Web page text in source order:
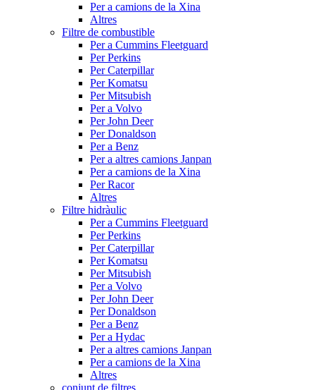
Per a camions de la Xina
Altres
Filtre de combustible
Per a Cummins Fleetguard
Per Perkins
Per Caterpillar
Per Komatsu
Per Mitsubish
Per a Volvo
Per John Deer
Per Donaldson
Per a Benz
Per a altres camions Janpan
Per a camions de la Xina
Per Racor
Altres
Filtre hidràulic
Per a Cummins Fleetguard
Per Perkins
Per Caterpillar
Per Komatsu
Per Mitsubish
Per a Volvo
Per John Deer
Per Donaldson
Per a Benz
Per a Hydac
Per a altres camions Janpan
Per a camions de la Xina
Altres
conjunt de filtres